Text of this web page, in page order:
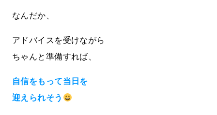
なんだか、
アドバイスを受けながら
ちゃんと準備すれば、
自信をもって当日を
迎えられそう